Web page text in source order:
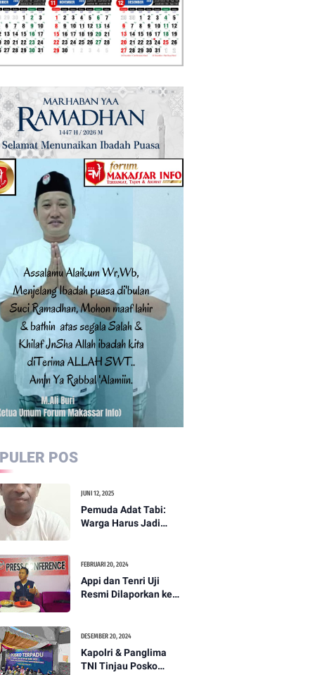
POS
JUNI 12, 2025
Pemuda Adat Tabi:
Warga Harus Jadi
FEBRUARI 20, 2024
Appi dan Tenri Uji
Resmi Dilaporkan ke
DESEMBER 20, 2024
Kapolri & Panglima
TNI Tinjau Posko